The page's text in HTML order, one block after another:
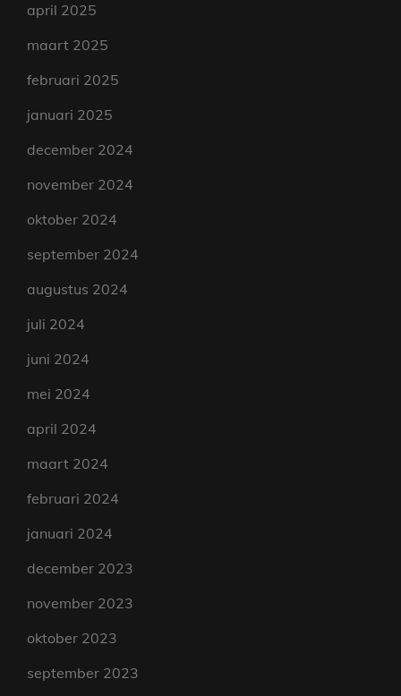
april 2025
maart 2025
februari 2025
januari 2025
december 2024
november 2024
oktober 2024
september 2024
augustus 2024
juli 2024
juni 2024
mei 2024
april 2024
maart 2024
februari 2024
januari 2024
december 2023
november 2023
oktober 2023
september 2023